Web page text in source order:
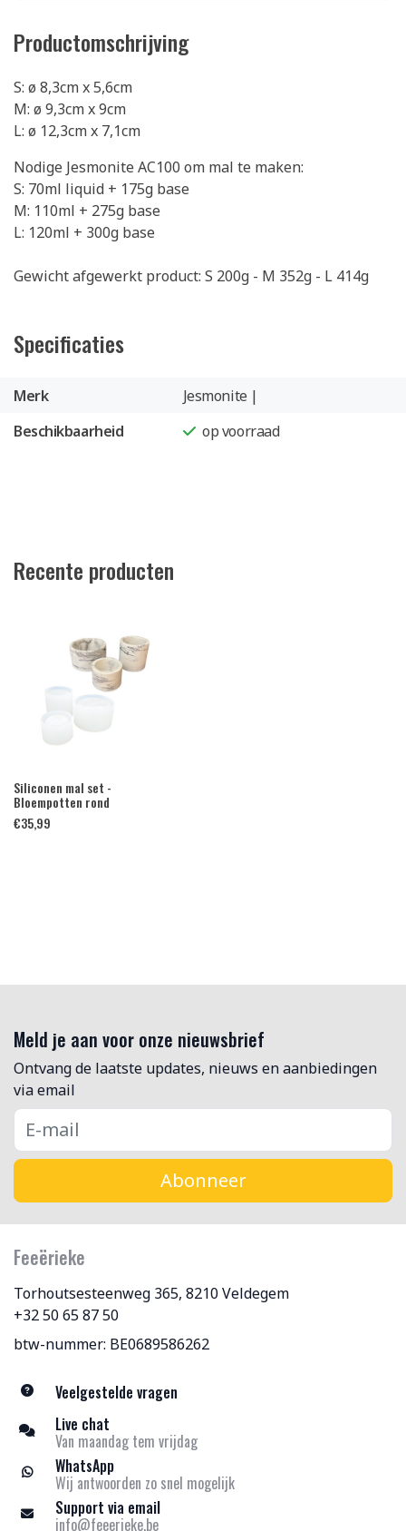
Productomschrijving
S: ø 8,3cm x 5,6cm
M: ø 9,3cm x 9cm
L: ø 12,3cm x 7,1cm
Nodige Jesmonite AC100 om mal te maken:
S: 70ml liquid + 175g base
M: 110ml + 275g base
L: 120ml + 300g base
Gewicht afgewerkt product: S 200g - M 352g - L 414g
Specificaties
Merk
Jesmonite |
Beschikbaarheid
op voorraad
Recente producten
Siliconen mal set -
Bloempotten rond
€35,99
Meld je aan voor onze nieuwsbrief
Ontvang de laatste updates, nieuws en aanbiedingen
via email
Abonneer
Feeërieke
Torhoutsesteenweg 365, 8210 Veldegem
+32 50 65 87 50
btw-nummer: BE0689586262
Veelgestelde vragen
Live chat
Van maandag tem vrijdag
WhatsApp
Wij antwoorden zo snel mogelijk
Support via email
info@feeerieke.be